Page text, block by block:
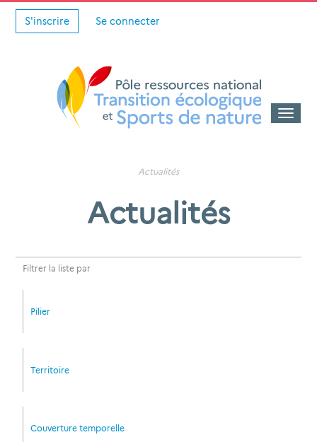
S'inscrire Se connecter
Toggle
Actualités
Actualités
Filtrer la liste par
Pilier
Territoire
Couverture temporelle